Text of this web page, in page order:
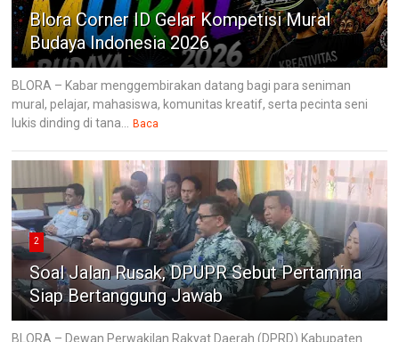
Blora Corner ID Gelar Kompetisi Mural
Budaya Indonesia 2026
BLORA – Kabar menggembirakan datang bagi para seniman
mural, pelajar, mahasiswa, komunitas kreatif, serta pecinta seni
lukis dinding di tana...
Baca
2
Soal Jalan Rusak, DPUPR Sebut Pertamina
Siap Bertanggung Jawab
BLORA – Dewan Perwakilan Rakyat Daerah (DPRD) Kabupaten